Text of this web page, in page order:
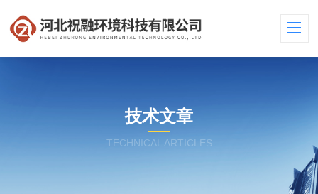
技术文章
TECHNICAL ARTICLES